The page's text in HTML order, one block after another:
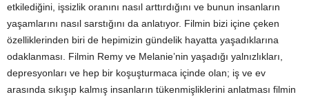
etkilediğini, işsizlik oranını nasıl arttırdığını ve bunun insanların
yaşamlarını nasıl sarstığını da anlatıyor. Filmin bizi içine çeken
özelliklerinden biri de hepimizin gündelik hayatta yaşadıklarına
odaklanması. Filmin Remy ve Melanie’nin yaşadığı yalnızlıkları,
depresyonları ve hep bir koşuşturmaca içinde olan; iş ve ev
arasında sıkışıp kalmış insanların tükenmişliklerini anlatması filmin